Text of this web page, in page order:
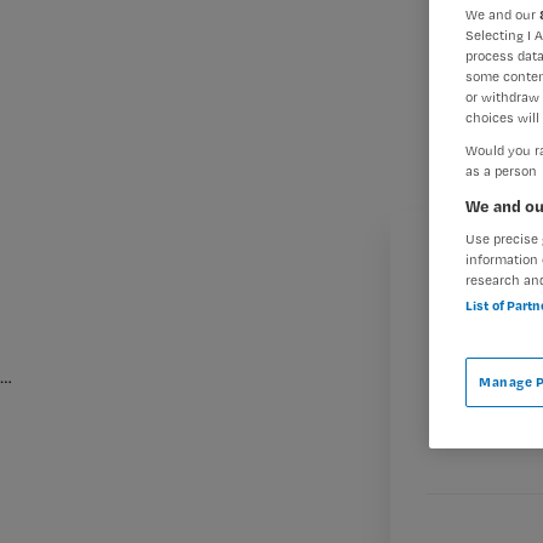
…
We and our
Selecting I
process
some
or withdraw
choices will
Would you
as a person
We and
Use
information
research
List of
Manage